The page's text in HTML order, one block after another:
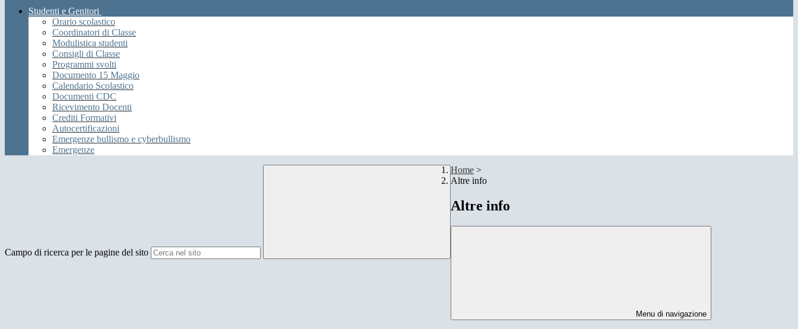
Studenti e Genitori
Orario scolastico
Coordinatori di Classe
Modulistica studenti
Consigli di Classe
Programmi svolti
Documento 15 Maggio
Calendario Scolastico
Documenti CDC
Ricevimento Docenti
Crediti Formativi
Autocertificazioni
Emergenze bullismo e cyberbullismo
Emergenze
Campo di ricerca per le pagine del sito
Home >
Altre info
Altre info
Menu di navigazione